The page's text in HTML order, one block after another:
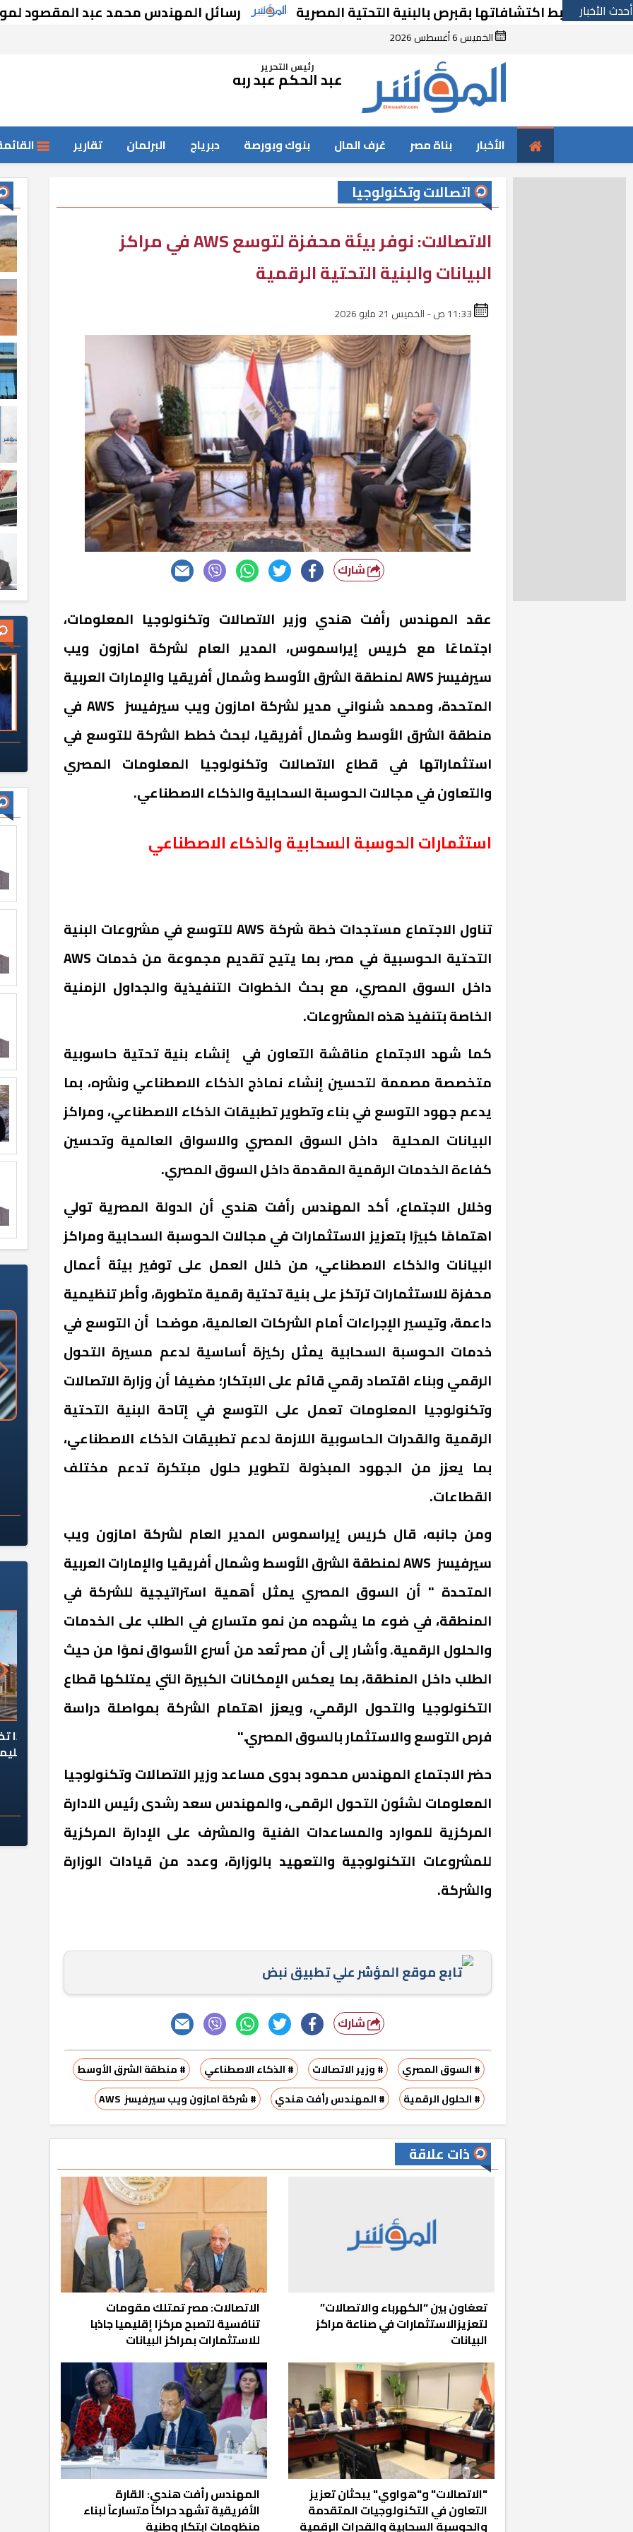
أحدث الأخبار
اكتشافاتها بقبرص بالبنية التحتية المصرية رسائل المهندس محمد عبد المقصود لموظفي
الخميس 6 أغسطس 2026
رئيس التحرير
عبد الحكم عبد ربه
الأخبار بناة مصر غرف المال بنوك وبورصة دبرياج البرلمان تقارير
اتصالات وتكنولوجيا
الاتصالات: نوفر بيئة محفزة لتوسع AWS في مراكز
البيانات والبنية التحتية الرقمية
شارك
عقد المهندس رأفت هندي وزير الاتصالات وتكنولوجيا المعلومات،
اجتماعًا مع كريس إيراسموس، المدير العام لشركة امازون ويب
سيرفيسزAWSلمنطقة الشرق الأوسط وشمال أفريقيا والإمارات العربية
المتحدة، ومحمد شنواني مدير لشركة امازون ويب سيرفيسز AWSفي
منطقة الشرق الأوسط وشمال أفريقيا، لبحث خطط الشركة للتوسع في
استثماراتها في قطاع الاتصالات وتكنولوجيا المعلومات المصري
والتعاون في مجالات الحوسبة السحابية والذكاء الاصطناعي.
استثمارات الحوسبة السحابية والذكاء الاصطناعي
تناول الاجتماع مستجدات خطة شركة AWSللتوسع في مشروعات البنية
التحتية الحوسبية في مصر، بما يتيح تقديم مجموعة من خدمات AWS
داخل السوق المصري، مع بحث الخطوات التنفيذية والجداول الزمنية
الخاصة بتنفيذ هذه المشروعات.
كما شهد الاجتماع مناقشة التعاون في إنشاء بنية تحتية حاسوبية
متخصصة مصممة لتحسين إنشاء نماذج الذكاء الاصطناعي ونشره، بما
يدعم جهود التوسع في بناء وتطوير تطبيقات الذكاء الاصطناعي، ومراكز
البيانات المحلية داخل السوق المصري والاسواق العالمية وتحسين
كفاءة الخدمات الرقمية المقدمة داخل السوق المصري.
وخلال الاجتماع، أكد المهندس رأفت هندي أن الدولة المصرية تولي
اهتمامًا كبيرًا بتعزيز الاستثمارات في مجالات الحوسبة السحابية ومراكز
البيانات والذكاء الاصطناعي، من خلال العمل على توفير بيئة أعمال
محفزة للاستثمارات ترتكز على بنية تحتية رقمية متطورة، وأطر تنظيمية
داعمة، وتيسير الإجراءات أمام الشركات العالمية، موضحا أن التوسع في
خدمات الحوسبة السحابية يمثل ركيزة أساسية لدعم مسيرة التحول
الرقمي وبناء اقتصاد رقمي قائم على الابتكار؛ مضيفا أن وزارة الاتصالات
وتكنولوجيا المعلومات تعمل على التوسع في إتاحة البنية التحتية
الرقمية والقدرات الحاسوبية اللازمة لدعم تطبيقات الذكاء الاصطناعي،
بما يعزز من الجهود المبذولة لتطوير حلول مبتكرة تدعم مختلف
القطاعات.
ومن جانبه، قال كريس إيراسموس المدير العام لشركة امازون ويب
سيرفيسز AWSلمنطقة الشرق الأوسط وشمال أفريقيا والإمارات العربية
المتحدة " أن السوق المصري يمثل أهمية استراتيجية للشركة في
المنطقة، في ضوء ما يشهده من نمو متسارع في الطلب على الخدمات
والحلول الرقمية. وأشار إلى أن مصر تُعد من أسرع الأسواق نموًا من حيث
الطلب داخل المنطقة، بما يعكس الإمكانات الكبيرة التي يمتلكها قطاع
التكنولوجيا والتحول الرقمي، ويعزز اهتمام الشركة بمواصلة دراسة
فرص التوسع والاستثمار بالسوق المصري."
حضر الاجتماع المهندس محمود بدوى مساعد وزير الاتصالات وتكنولوجيا
المعلومات لشئون التحول الرقمى، والمهندس سعد رشدى رئيس الادارة
المركزية للموارد والمساعدات الفنية والمشرف على الإدارة المركزية
للمشروعات التكنولوجية والتعهيد بالوزارة، وعدد من قيادات الوزارة
والشركة.
تابع موقع المؤشر علي تطبيق نبض
شارك
# السوق المصري # وزير الاتصالات # الذكاء الاصطناعي
# منطقة الشرق الأوسط
# الحلول الرقمية
# المهندس رأفت هندي # شركة امازون ويب سيرفيسز AWS
ذات علاقة
تعغاون بين “الكهرباء والاتصالات”
لتعزيزالاستثمارات في صناعة مراكز
البيانات
الاتصالات: مصر تمتلك مقومات
تنافسية لتصبح مركزا إقليميا جاذبا
للاستثمارات بمراكز البيانات
"الاتصالات" و"هواوي" يبحثان تعزيز
التعاون في التكنولوجيات المتقدمة
والحوسبة السحابية والقدرات الرقمية
المهندس رأفت هندي: القارة
الأفريقية تشهد حراكاً متسارعاً لبناء
منظومات ابتكار وطنية
«وزارة الآثار»: العُثور على 10 توابيت
خشبية بفناء مقبرة "باكي"
سلامة الغذاء: 285 ألف طن صادرات
غذائية في أسبوع
«المؤشر» يطرح السؤال الصعب: هل
كان اختيار خريج معهد العاشر من
رمضان وزيرًا للإسكان قرارًا صائبًا؟